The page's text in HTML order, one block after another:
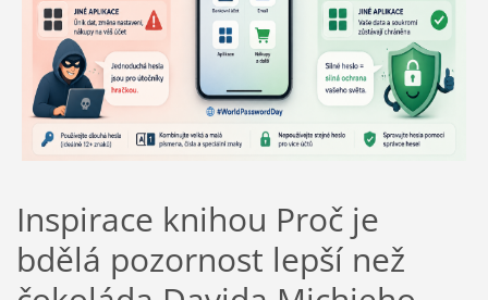
Inspirace knihou Proč je
bdělá pozornost lepší než